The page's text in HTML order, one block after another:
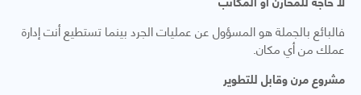
فالبائع بالجملة هو المسؤول عن عمليات الجرد بينما تستطيع أنت إدارة
عملك من أي مكان.
مشروع مرن وقابل للتطوير